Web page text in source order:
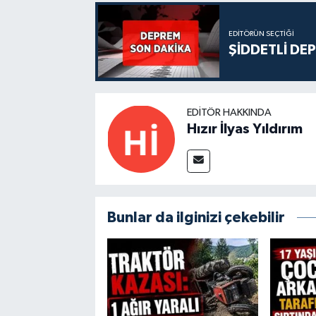
EDITÖRÜN SEÇTIĞI
ŞİDDETLİ
EDITÖR HAKKINDA
Hızır İlyas Yıldırım
Bunlar da ilginizi çekebilir